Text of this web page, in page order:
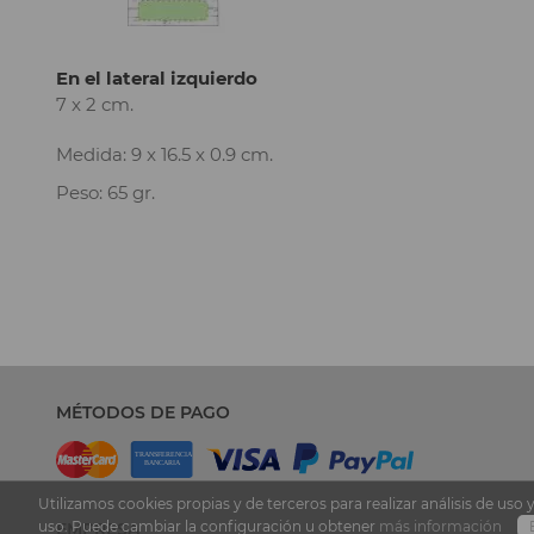
En el lateral izquierdo
7 x 2 cm.
Medida: 9 x 16.5 x 0.9 cm.
Peso: 65 gr.
MÉTODOS DE PAGO
EMPRESA
Utilizamos cookies propias y de terceros para realizar análisis de
uso. Puede cambiar la configuración u obtener más información